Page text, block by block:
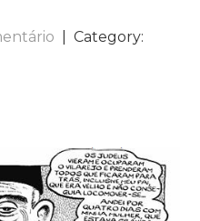
| Category: